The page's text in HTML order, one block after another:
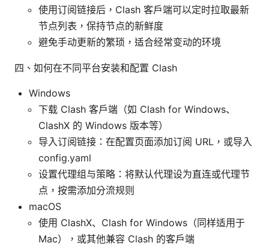
使用订阅链接后，Clash 客户端可以定时拉取最新
节点列表，保持节点的新鲜度
避免手动更新的繁琐，适合经常变动的环境
四、如何在不同平台安装和配置 Clash
Windows
下载 Clash 客户端（如 Clash for Windows、
ClashX 的 Windows 版本等）
导入订阅链接：在配置页面添加订阅 URL，或导入
config.yaml
设置代理组与策略：将默认代理设为直连或代理节
点，按需添加分流规则
macOS
使用 ClashX、Clash for Windows（同样适用于
Mac），或其他兼容 Clash 的客户端